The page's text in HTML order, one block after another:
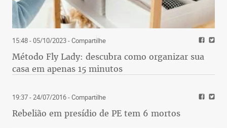
15:48 - 05/10/2023- Compartilhe
Método Fly Lady: descubra como organizar sua
casa em apenas 15 minutos
19:37 - 24/07/2016- Compartilhe
Rebelião em presídio de PE tem 6 mortos